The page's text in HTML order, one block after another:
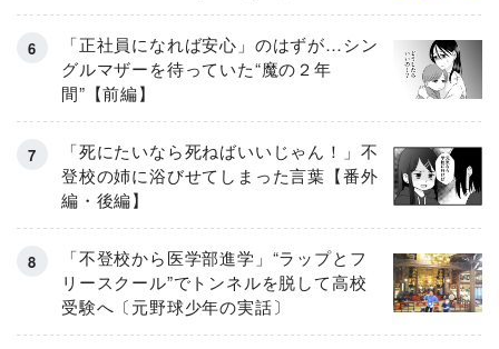
「正社員になれば安心」のはずが…シン
グルマザーを待っていた“魔の２年
間”【前編】
「死にたいなら死ねばいいじゃん！」不
登校の姉に浴びせてしまった言葉【番外
編・後編】
「不登校から医学部進学」“ラップとフ
リースクール”でトンネルを脱して高校
受験へ〔元野球少年の実話〕